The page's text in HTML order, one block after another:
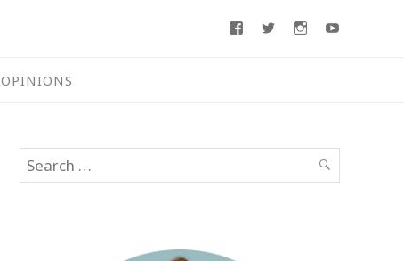
FacebookTwitterInstagram
OPINIONS
Search
for:
SEARCH